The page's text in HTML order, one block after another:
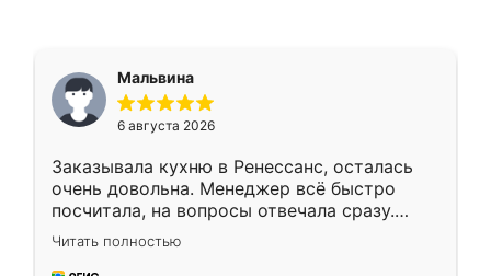
Мальвина
6 августа 2026
Заказывала кухню в Ренессанс, осталась
очень довольна. Менеджер всё быстро
посчитала, на вопросы отвечала сразу.
Замерщик приехал в субботу, подошёл к
делу со всей ответственностью. Собрали
Читать полностью